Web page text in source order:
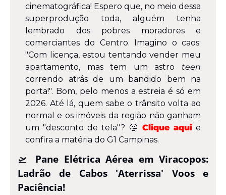
cinematográfica! Espero que, no meio dessa
superprodução toda, alguém tenha
lembrado dos pobres moradores e
comerciantes do Centro. Imagino o caos:
"Com licença, estou tentando vender meu
apartamento, mas tem um astro teen
correndo atrás de um bandido bem na
porta!". Bom, pelo menos a estreia é só em
2026. Até lá, quem sabe o trânsito volta ao
normal e os imóveis da região não ganham
um "desconto de tela"? 🤔 Clique aqui e
confira a matéria do G1 Campinas.
🛫
Pane Elétrica Aérea em Viracopos:
Ladrão de Cabos 'Aterrissa' Voos e
Paciência!